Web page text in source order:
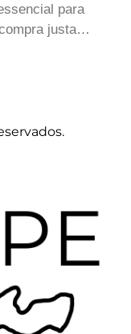
para
justa…